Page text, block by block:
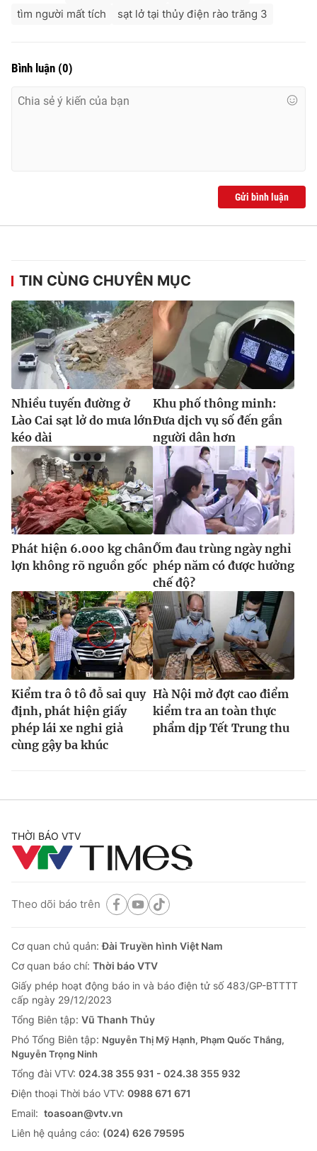
tìm người mất tích
sạt lở tại thủy điện rào trăng 3
Bình luận (0)
Gửi bình luận
TIN CÙNG CHUYÊN MỤC
Nhiều tuyến đường ở
Lào Cai sạt lở do mưa lớn
kéo dài
Khu phố thông minh:
Đưa dịch vụ số đến gần
người dân hơn
Phát hiện 6.000 kg chân
lợn không rõ nguồn gốc
Ốm đau trùng ngày nghỉ
phép năm có được hưởng
chế độ?
Kiểm tra ô tô đỗ sai quy
định, phát hiện giấy
phép lái xe nghi giả
cùng gậy ba khúc
Hà Nội mở đợt cao điểm
kiểm tra an toàn thực
phẩm dịp Tết Trung thu
THỜI BÁO VTV
Theo dõi báo trên
Cơ quan chủ quản:Đài Truyền hình Việt Nam
Cơ quan báo chí: Thời báo VTV
Giấy phép hoạt động báo in và báo điện tử số 483/GP-BTTTT
cấp ngày 29/12/2023
Tổng Biên tập: Vũ Thanh Thủy
Phó Tổng Biên tập: Nguyễn Thị Mỹ Hạnh, Phạm Quốc Thắng,
Nguyễn Trọng Ninh
Tổng đài VTV: 024.38 355 931 - 024.38 355 932
Ðiện thoại Thời báo VTV: 0988 671 671
Email: toasoan@vtv.vn
Liên hệ quảng cáo: (024) 626 79595